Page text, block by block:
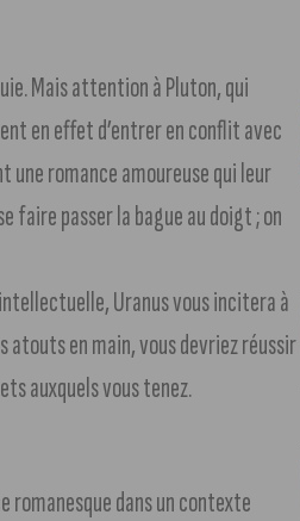
Mais attention à Pluton, qui
en effet d’entrer en conflit avec
une romance amoureuse qui leur
faire passer la bague au doigt ; on
Uranus vous incitera à
en main, vous devriez réussir
auxquels vous tenez.
romanesque dans un contexte